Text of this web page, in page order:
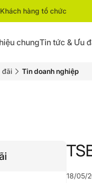
Khách hàng tổ chức
chungTin tức & Ưu
đãi Tin doanh nghiệp
18/05/